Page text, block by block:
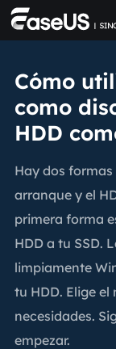
Cómo
como
HDD
Hay dos
arranque y el
primera forma
HDD a tu SSD.
limpiamente
tu HDD. Elige
necesidades.
empezar.